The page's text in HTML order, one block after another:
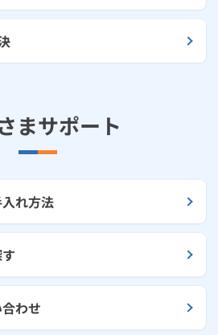
まサポート
れ方法
わせ